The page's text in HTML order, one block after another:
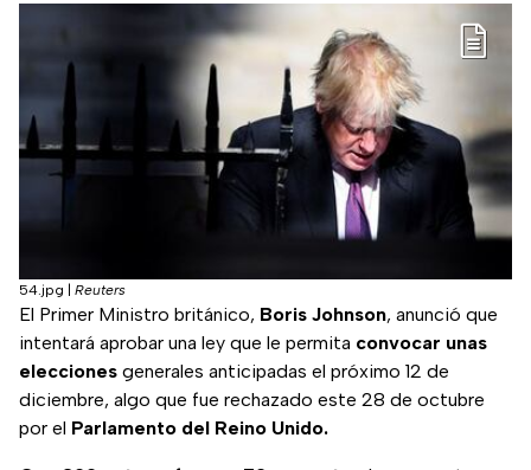
54.jpg Reuters
El Primer Ministro británico, Boris Johnson, anunció que
intentará aprobar una ley que le permita convocar unas
elecciones generales anticipadas el próximo 12 de
diciembre, algo que fue rechazado este 28 de octubre
por el Parlamento del Reino Unido.